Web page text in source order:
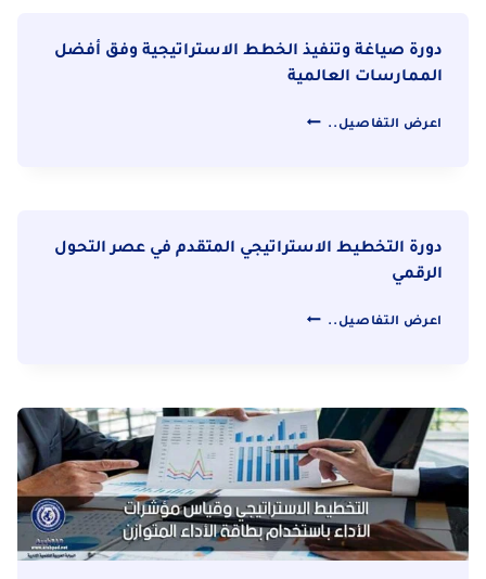
دورة صياغة وتنفيذ الخطط الاستراتيجية وفق أفضل
الممارسات العالمية
اعرض التفاصيل.. دورة
وفق
العالمية
دورة التخطيط الاستراتيجي المتقدم في عصر التحول
الرقمي
اعرض التفاصيل.. دورة
في
عصر
التحول
الرقمي